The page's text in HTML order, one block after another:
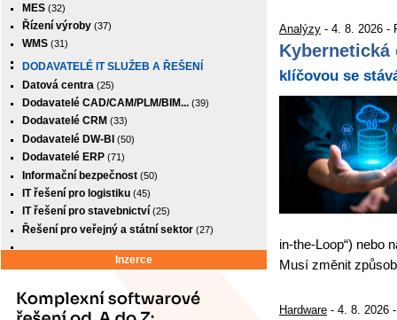
MES (32)
Řízení výroby (37)
WMS (31)
DODAVATELÉ IT SLUŽEB A ŘEŠENÍ
Datová centra (25)
Dodavatelé CAD/CAM/PLM/BIM... (39)
Dodavatelé CRM (33)
Dodavatelé DW-BI (50)
Dodavatelé ERP (71)
Informační bezpečnost (50)
IT řešení pro logistiku (45)
IT řešení pro stavebnictví (25)
Řešení pro veřejný a státní sektor (27)
Inzerce
Analýzy - 4. 8. 2026 -
klíčovou se
in-the-Loop“) nebo
Musí změnit
Hardware - 4. 8. 2026